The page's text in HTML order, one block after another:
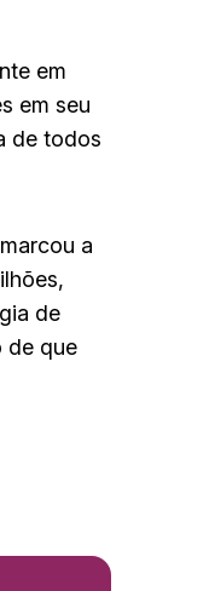
em
em seu
de todos
a
de
de que